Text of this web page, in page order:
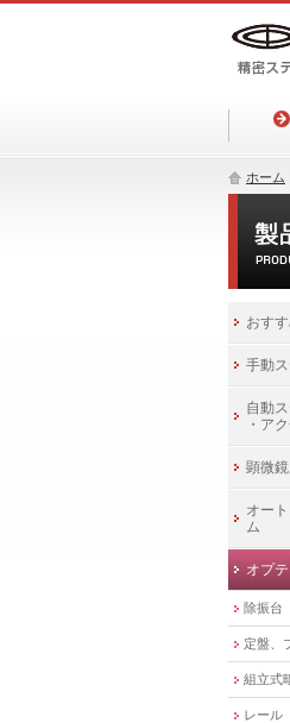
ホーム
おす
手動
自動
・ア
顕微
オー
ム
オプ
除振台
定盤、
組立式
レール